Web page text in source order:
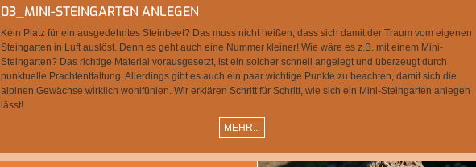
03_MINI-STEINGARTEN ANLEGEN
Kein Platz für ein ausgedehntes Steinbeet? Das muss nicht heißen, dass sich damit der Traum vom eigenen
Steingarten in Luft auslöst. Denn es geht auch eine Nummer kleiner! Wie wäre es z.B. mit einem Mini-
Steingarten? Das richtige Material vorausgesetzt, ist ein solcher schnell angelegt und überzeugt durch
punktuelle Prachtentfaltung. Allerdings gibt es auch ein paar wichtige Punkte zu beachten, damit sich die
alpinen Gewächse wirklich wohlfühlen. Wir erklären Schritt für Schritt, wie sich ein Mini-Steingarten anlegen
lässt!
MEHR...